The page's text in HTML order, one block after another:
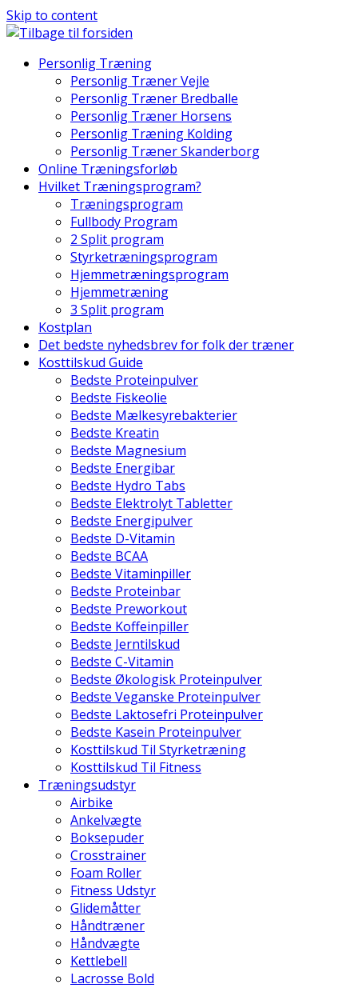
Skip to content
Personlig Træning
Personlig Træner Vejle
Personlig Træner Bredballe
Personlig Træner Horsens
Personlig Træning Kolding
Personlig Træner Skanderborg
Online Træningsforløb
Hvilket Træningsprogram?
Træningsprogram
Fullbody Program
2 Split program
Styrketræningsprogram
Hjemmetræningsprogram
Hjemmetræning
3 Split program
Kostplan
Det bedste nyhedsbrev for folk der træner
Kosttilskud Guide
Bedste Proteinpulver
Bedste Fiskeolie
Bedste Mælkesyrebakterier
Bedste Kreatin
Bedste Magnesium
Bedste Energibar
Bedste Hydro Tabs
Bedste Elektrolyt Tabletter
Bedste Energipulver
Bedste D-Vitamin
Bedste BCAA
Bedste Vitaminpiller
Bedste Proteinbar
Bedste Preworkout
Bedste Koffeinpiller
Bedste Jerntilskud
Bedste C-Vitamin
Bedste Økologisk Proteinpulver
Bedste Veganske Proteinpulver
Bedste Laktosefri Proteinpulver
Bedste Kasein Proteinpulver
Kosttilskud Til Styrketræning
Kosttilskud Til Fitness
Træningsudstyr
Airbike
Ankelvægte
Boksepuder
Crosstrainer
Foam Roller
Fitness Udstyr
Glidemåtter
Håndtræner
Håndvægte
Kettlebell
Lacrosse Bold